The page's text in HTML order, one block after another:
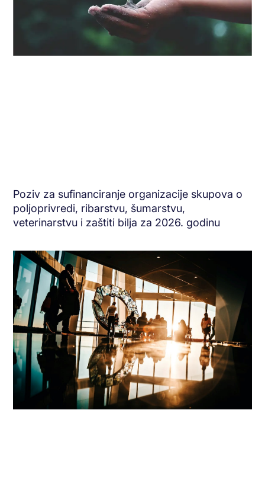
Poziv za sufinanciranje organizacije skupova o
poljoprivredi, ribarstvu, šumarstvu,
veterinarstvu i zaštiti bilja za 2026. godinu